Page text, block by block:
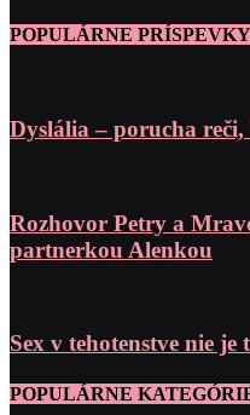
POPULÁRNE PRÍSPEVKY
Dyslália – porucha
Rozhovor Petry a
partnerkou Alenkou
Sex v tehotenstve nie je
POPULÁRNE